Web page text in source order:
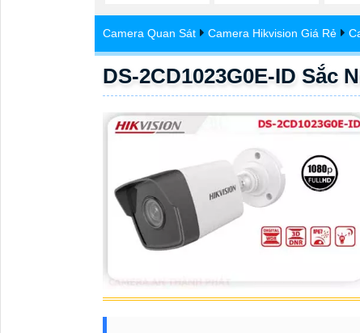
Camera Quan Sát Camera Hikvision Giá Rẻ
DS-2CD1023G0E-ID Sắc